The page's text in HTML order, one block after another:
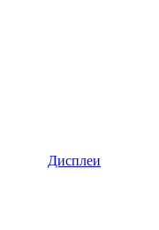
Дисплеи